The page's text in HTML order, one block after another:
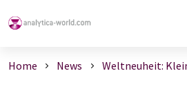
Home News Weltneuheit: